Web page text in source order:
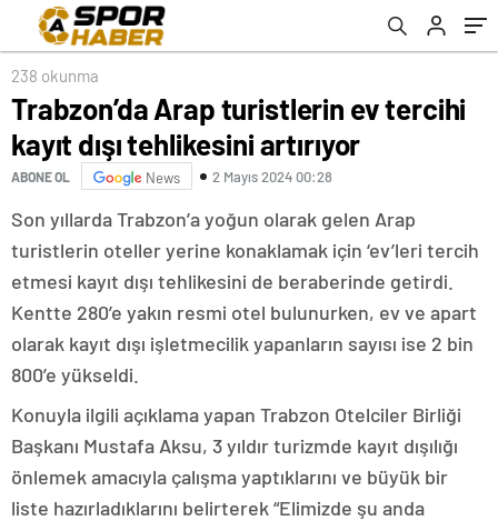
238 okunma
Trabzon’da Arap turistlerin ev tercihi
kayıt dışı tehlikesini artırıyor
ABONE OL News 2 Mayıs 2024 00:28
Son yıllarda Trabzon’a yoğun olarak gelen Arap
turistlerin oteller yerine konaklamak için ‘ev’leri tercih
etmesi kayıt dışı tehlikesini de beraberinde getirdi.
Kentte 280’e yakın resmi otel bulunurken, ev ve apart
olarak kayıt dışı işletmecilik yapanların sayısı ise 2 bin
800’e yükseldi.
Konuyla ilgili açıklama yapan Trabzon Otelciler Birliği
Başkanı Mustafa Aksu, 3 yıldır turizmde kayıt dışılığı
önlemek amacıyla çalışma yaptıklarını ve büyük bir
liste hazırladıklarını belirterek “Elimizde şu anda
Milyon Dolara Geriledi